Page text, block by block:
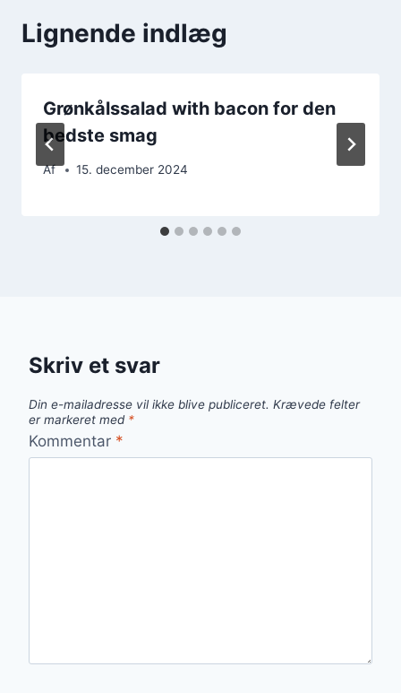
Lignende indlæg
Grønkålssalad with bacon for den
bedste smag
Af 15. december 2024
Skriv et svar
Din e-mailadresse vil ikke blive publiceret. Krævede felter
er markeret med *
Kommentar *